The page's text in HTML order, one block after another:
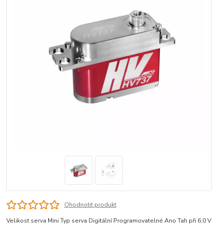
Ohodnotit produkt
Velikost serva Mini Typ serva Digitální Programovatelné Ano Tah při 6,0 V